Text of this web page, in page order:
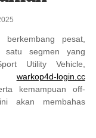
pesat,
segmen yang
Utility Vehicle,
warkop4d-login.cc
kemampuan off-
akan membahas